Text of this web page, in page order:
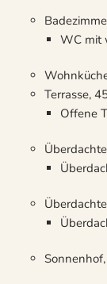
WC mit
Terrasse,
Offene